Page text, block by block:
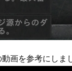
画を参考にしま